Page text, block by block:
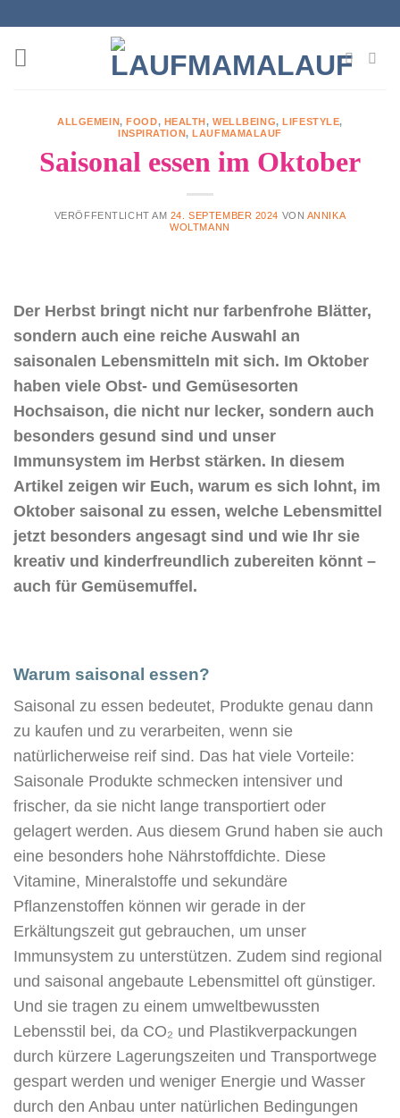
springen
ALLGEMEIN,FOOD, HEALTH,WELLBEING,LIFESTYLE,
INSPIRATION,LAUFMAMALAUF
Saisonal essen im Oktober
VERÖFFENTLICHT AM 24. SEPTEMBER 2024 VON ANNIKA
WOLTMANN
Der Herbst bringt nicht nur farbenfrohe Blätter,
sondern auch eine reiche Auswahl an
saisonalen Lebensmitteln mit sich. Im Oktober
haben viele Obst- und Gemüsesorten
Hochsaison, die nicht nur lecker, sondern auch
besonders gesund sind und unser
Immunsystem im Herbst stärken. In diesem
Artikel zeigen wir Euch, warum es sich lohnt, im
Oktober saisonal zu essen, welche Lebensmittel
jetzt besonders angesagt sind und wie Ihr sie
kreativ und kinderfreundlich zubereiten könnt –
auch für Gemüsemuffel.
Warum saisonal essen?
Saisonal zu essen bedeutet, Produkte genau dann
zu kaufen und zu verarbeiten, wenn sie
natürlicherweise reif sind. Das hat viele Vorteile:
Saisonale Produkte schmecken intensiver und
frischer, da sie nicht lange transportiert oder
gelagert werden. Aus diesem Grund haben sie auch
eine besonders hohe Nährstoffdichte. Diese
Vitamine, Mineralstoffe und sekundäre
Pflanzenstoffen können wir gerade in der
Erkältungszeit gut gebrauchen, um unser
Immunsystem zu unterstützen. Zudem sind regional
und saisonal angebaute Lebensmittel oft günstiger.
Und sie tragen zu einem umweltbewussten
Lebensstil bei, da CO₂ und Plastikverpackungen
durch kürzere Lagerungszeiten und Transportwege
gespart werden und weniger Energie und Wasser
durch den Anbau unter natürlichen Bedingungen